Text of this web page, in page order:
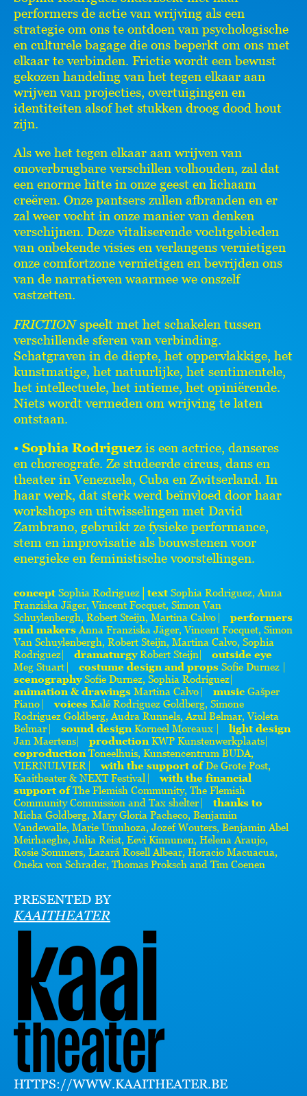
performers de actie van wrijving als een
strategie om ons te ontdoen van psychologische
en culturele bagage die ons beperkt om ons met
elkaar te verbinden. Frictie wordt een bewust
gekozen handeling van het tegen elkaar aan
wrijven van projecties, overtuigingen en
identiteiten alsof het stukken droog dood hout
zijn.
Als we het tegen elkaar aan wrijven van
onoverbrugbare verschillen volhouden, zal dat
een enorme hitte in onze geest en lichaam
creëren. Onze pantsers zullen afbranden en er
zal weer vocht in onze manier van denken
verschijnen. Deze vitaliserende vochtgebieden
van onbekende visies en verlangens vernietigen
onze comfortzone vernietigen en bevrijden ons
van de narratieven waarmee we onszelf
vastzetten.
FRICTIONspeelt met het schakelen tussen
verschillende sferen van verbinding.
Schatgraven in de diepte, het oppervlakkige, het
kunstmatige, het natuurlijke, het sentimentele,
het intellectuele, het intieme, het opiniërende.
Niets wordt vermeden om wrijving te laten
ontstaan.
• Sophia Rodriguez is een actrice, danseres
en choreografe. Ze studeerde circus, dans en
theater in Venezuela, Cuba en Zwitserland. In
haar werk, dat sterk werd beïnvloed door haar
workshops en uitwisselingen met David
Zambrano, gebruikt ze fysieke performance,
stem en improvisatie als bouwstenen voor
energieke en feministische voorstellingen.
concept Sophia Rodriguez│ text Sophia Rodriguez, Anna
Franziska Jäger, Vincent Focquet, Simon Van
Schuylenbergh, Robert Steijn, Martina Calvo ⎸ performers
and makers Anna Franziska Jäger, Vincent Focquet, Simon
Van Schuylenbergh, Robert Steijn, Martina Calvo, Sophia
Rodriguez ⎸ dramaturgyRobert Steijn ⎸ outside eye
Meg Stuart ⎸ costume design and props Sofie Durnez ⎸
scenographySofie Durnez, Sophia Rodriguez ⎸
animation & drawings Martina Calvo ⎸ music Gašper
Piano ⎸voices Kalé Rodriguez Goldberg, Simone
Rodriguez Goldberg, Audra Runnels, Azul Belmar, Violeta
Belmar ⎸ sound design Korneel Moreaux ⎸ light design
Jan Maertens ⎸ production KWP Kunstenwerkplaats ⎸
coproduction Toneelhuis, Kunstencentrum BUDA,
VIERNULVIER ⎸with the support ofDe Grote Post,
Kaaitheater & NEXT Festival ⎸with the financial
support ofThe Flemish Community, The Flemish
Community Commission and Tax shelter ⎸ thanks to
Micha Goldberg, Mary Gloria Pacheco, Benjamin
Vandewalle, Marie Umuhoza, Jozef Wouters, Benjamin Abel
Meirhaeghe, Julia Reist, Eevi Kinnunen, Helena Araujo,
Rosie Sommers, Lazará Rosell Albear, Horacio Macuacua,
Oneka von Schrader, Thomas Proksch and Tim Coenen
PRESENTED BY
KAAITHEATER
HTTPS://WWW.KAAITHEATER.BE